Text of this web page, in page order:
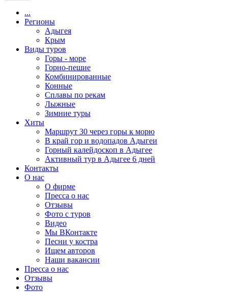
...
Регионы
Адыгея
Крым
Виды туров
Горы - море
Горно-пешие
Комбинированные
Конные
Сплавы по рекам
Лыжные
Зимние туры
Хиты
Маршрут 30 через горы к морю
В край гор и водопадов Адыгеи
Горный калейдоскоп в Адыгее
Активный тур в Адыгее 6 дней
Контакты
О нас
О фирме
Пресса о нас
Отзывы
Фото с туров
Видео
Мы ВКонтакте
Песни у костра
Ищем авторов
Наши вакансии
Пресса о нас
Отзывы
Фото